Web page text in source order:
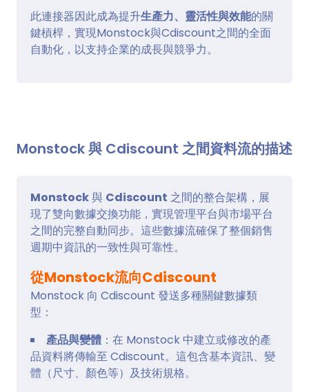
此連接器因此成為提升生產力、靈活性與效能的關
鍵槓桿，實現Monstock與Cdiscount之間的全面
自動化，以支持企業的成長與競爭力。
Monstock 與 Cdiscount 之間資料流的描述
Monstock與 Cdiscount 之間的整合架構，展
現了雙向數據交換功能，實現管理平台與市場平台
之間的完整自動同步。這些數據流確保了整個銷售
週期中資訊的一致性與可靠性。
從Monstock流向Cdiscount
Monstock 向 Cdiscount 發送多種關鍵數據類
型：
產品與變體 ：在 Monstock 中建立或修改的產
品資料將傳輸至 Cdiscount。這包含基本資訊、變
體（尺寸、顏色等）及技術規格。